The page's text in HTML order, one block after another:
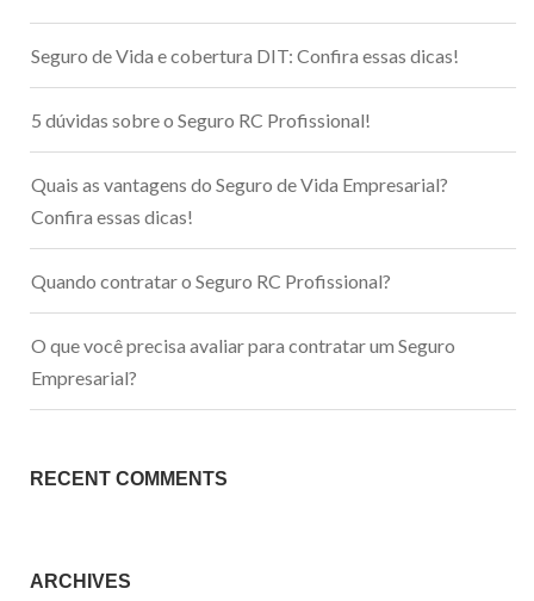
Seguro de Vida e cobertura DIT: Confira essas dicas!
5 dúvidas sobre o Seguro RC Profissional!
Quais as vantagens do Seguro de Vida Empresarial?
Confira essas dicas!
Quando contratar o Seguro RC Profissional?
O que você precisa avaliar para contratar um Seguro
Empresarial?
RECENT COMMENTS
ARCHIVES